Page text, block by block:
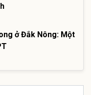
ở Đắk Nông: Một